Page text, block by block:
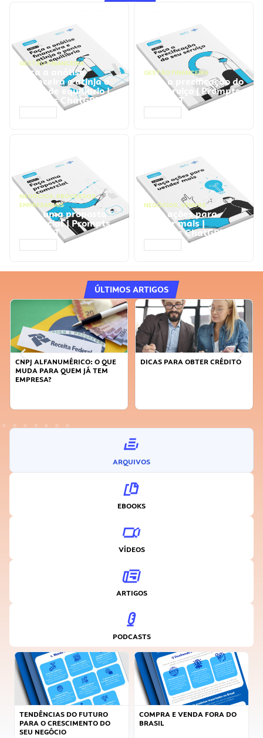
GESTÃO FINANCEIRA
Faça a análise
financeira e atinja o
ponto de equilíbrio |
Prompts ChatGPT
GESTÃO FINANCEIRA
Faça a precificação do
seu serviço | Prompts
ChatGPT
NEGÓCIOS, PROCESSOS
EMPRESARIAIS
Faça uma proposta
comercial | Prompts
ChatGPT
NEGÓCIOS, VENDAS
Faça ações para
vender mais |
Prompts ChatGPT
ÚLTIMOS ARTIGOS
DICAS PARA OBTER CRÉDITO
FAÇA A DIFERENÇA: SEJA
ARQUIVOS
EBOOKS
VÍDEOS
ARTIGOS
PODCASTS
TENDÊNCIAS DO FUTURO
PARA O CRESCIMENTO DO
SEU NEGÓCIO
COMPRA E VENDA FORA DO
BRASIL